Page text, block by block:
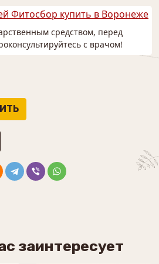
средством, перед
с врачом!
заинтересует